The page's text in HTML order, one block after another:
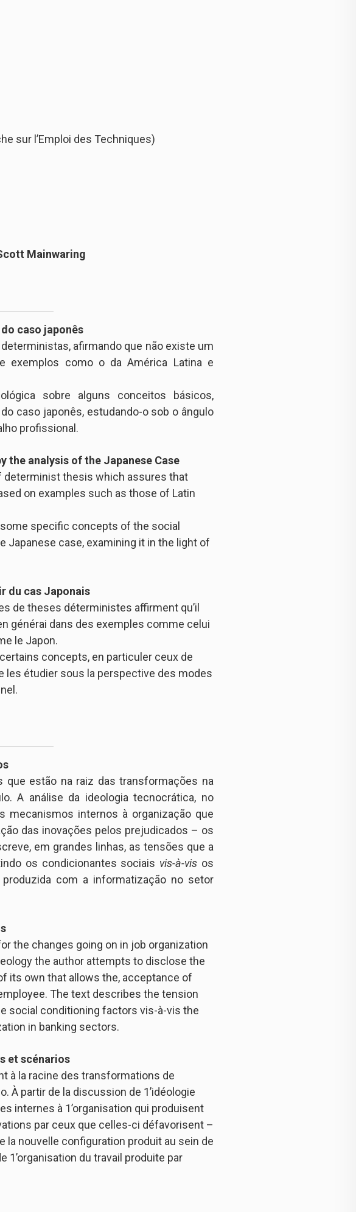
sur l’Emploi des Techniques)
Mainwaring
caso japonês
afirmando que não existe um
exemplos como o da América Latina e
sobre alguns conceitos básicos,
caso japonês, estudando-o sob o ângulo
profissional.
the analysis of the Japanese Case
determinist thesis which assures that
on examples such as those of Latin
specific concepts of the social
Japanese case, examining it in the light of
du cas Japonais
de theses déterministes affirment qu’il
générai dans des exemples comme celui
le Japon.
concepts, en particuler ceux de
les étudier sous la perspective des modes
estão na raiz das transformações na
A análise da ideologia tecnocrática, no
mecanismos internos à organização que
das inovações pelos prejudicados – os
em grandes linhas, as tensões que a
os condicionantes sociais vis-à-vis os
com a informatização no setor
the changes going on in job organization
the author attempts to disclose the
its own that allows the, acceptance of
The text describes the tension
social conditioning factors vis-à-vis the
in banking sectors.
et scénarios
à la racine des transformations de
À partir de la discussion de 1’idéologie
internes à 1’organisation qui produisent
par ceux que celles-ci défavorisent –
la nouvelle configuration produit au sein de
du travail produite par